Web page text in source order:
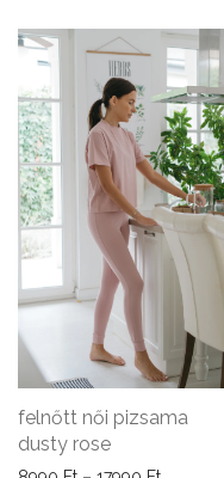
felnőtt női pizsama
dusty rose